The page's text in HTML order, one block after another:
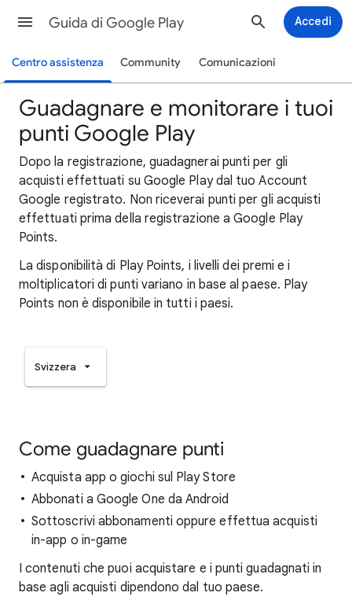
Guida di Google Play Accedi
Centro assistenza Community Comunicazioni
Guadagnare e monitorare i tuoi
punti Google Play
Dopo la registrazione, guadagnerai punti per gli
acquisti effettuati su Google Play dal tuo Account
Google registrato. Non riceverai punti per gli acquisti
effettuati prima della registrazione a Google Play
Points.
La disponibilità di Play Points, i livelli dei premi e i
moltiplicatori di punti variano in base al paese. Play
Points non è disponibile in tutti i paesi.
Svizzera
Come guadagnare punti
Acquista app o giochi sul Play Store
Abbonati a Google One da Android
Sottoscrivi abbonamenti oppure effettua acquisti
in-app o in-game
I contenuti che puoi acquistare e i punti guadagnati in
base agli acquisti dipendono dal tuo paese.